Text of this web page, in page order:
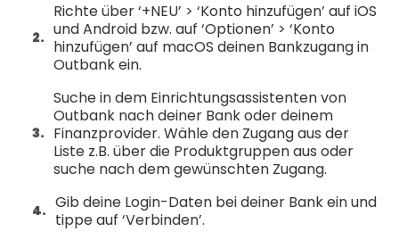
Richte über ‘+NEU’ > ‘Konto hinzufügen’ auf iOS
und Android bzw. auf ‘Optionen’ > ‘Konto
hinzufügen’ auf macOS deinen Bankzugang in
Outbank ein.
Suche in dem Einrichtungsassistenten von
Outbank nach deiner Bank oder deinem
Finanzprovider. Wähle den Zugang aus der
Liste z.B. über die Produktgruppen aus oder
suche nach dem gewünschten Zugang.
Gib deine Login-Daten bei deiner Bank ein und
tippe auf ‘Verbinden’.